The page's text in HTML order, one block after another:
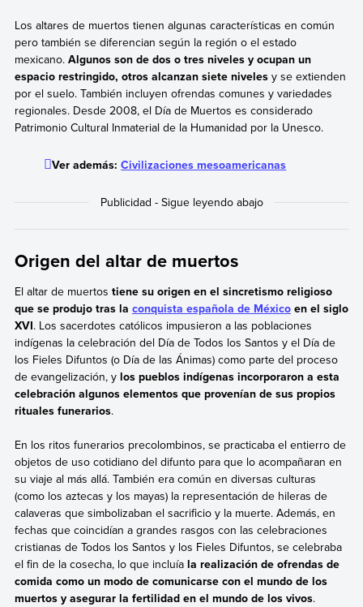
Los altares de muertos tienen algunas características en común
pero también se diferencian según la región o el estado
mexicano. Algunos son de dos o tres niveles y ocupan un
espacio restringido, otros alcanzan siete niveles y se extienden
por el suelo. También incluyen ofrendas comunes y variedades
regionales. Desde 2008, el Día de Muertos es considerado
Patrimonio Cultural Inmaterial de la Humanidad por la Unesco.
Ver además:Civilizaciones mesoamericanas
Origen del altar de muertos
El altar de muertos tiene su origen en el sincretismo religioso
que se produjo tras la conquista española de Méxicoen el siglo
XVI. Los sacerdotes católicos impusieron a las poblaciones
indígenas la celebración del Día de Todos los Santos y el Día de
los Fieles Difuntos (o Día de las Ánimas) como parte del proceso
de evangelización, y los pueblos indígenas incorporaron a esta
celebración algunos elementos que provenían de sus propios
rituales funerarios.
En los ritos funerarios precolombinos, se practicaba el entierro de
objetos de uso cotidiano del difunto para que lo acompañaran en
su viaje al más allá. También era común en diversas culturas
(como los aztecas y los mayas) la representación de hileras de
calaveras que simbolizaban el sacrificio y la muerte. Además, en
fechas que coincidían a grandes rasgos con las celebraciones
cristianas de Todos los Santos y los Fieles Difuntos, se celebraba
el fin de la cosecha, lo que incluía la realización de ofrendas de
comida como un modo de comunicarse con el mundo de los
muertos y asegurar la fertilidad en el mundo de los vivos.